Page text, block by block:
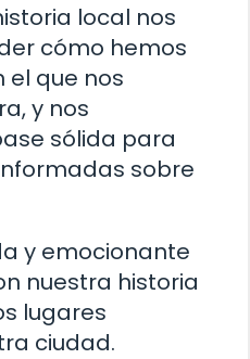
local nos
cómo hemos
el que nos
y nos
sólida para
sobre
y emocionante
nuestra historia
lugares
ciudad.